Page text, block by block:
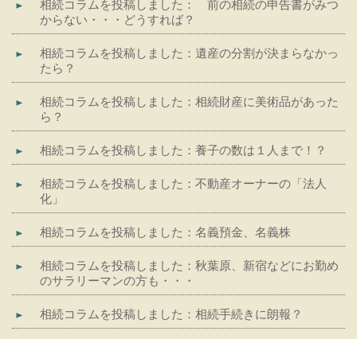
相続コラムを投稿しました： 前の相続の申告書がみつ
からない・・・どうすれば？
相続コラムを投稿しました：遺産の分割が決まらなかっ
たら？
相続コラムを投稿しました：相続財産に美術品があった
ら？
相続コラムを投稿しました：養子の数は１人まで！？
相続コラムを投稿しました：不動産オーナーの「法人
化」
相続コラムを投稿しました：名義預金、名義株
相続コラムを投稿しました：秋葉原、新宿などにお勤め
のサラリーマンの方も・・・
相続コラムを投稿しました：相続手続きに朗報？